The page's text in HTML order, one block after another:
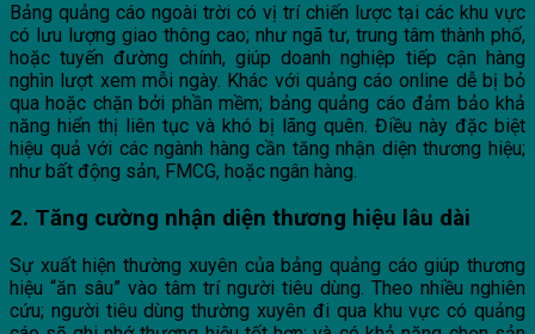
Bảng quảng cáo ngoài trời có vị trí chiến lược tại các khu vực
có lưu lượng giao thông cao; như ngã tư, trung tâm thành phố,
hoặc tuyến đường chính, giúp doanh nghiệp tiếp cận hàng
nghìn lượt xem mỗi ngày. Khác với quảng cáo online dễ bị bỏ
qua hoặc chặn bởi phần mềm; bảng quảng cáo đảm bảo khả
năng hiển thị liên tục và khó bị lãng quên. Điều này đặc biệt
hiệu quả với các ngành hàng cần tăng nhận diện thương hiệu;
như bất động sản, FMCG, hoặc ngân hàng.
2. Tăng cường nhận diện thương hiệu lâu dài
Sự xuất hiện thường xuyên của bảng quảng cáo giúp thương
hiệu “ăn sâu” vào tâm trí người tiêu dùng. Theo nhiều nghiên
cứu; người tiêu dùng thường xuyên đi qua khu vực có quảng